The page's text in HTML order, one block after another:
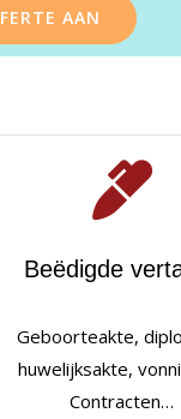
AAN
Beëdigde
Geboorteakte,
huwelijksakte,
Contracten…